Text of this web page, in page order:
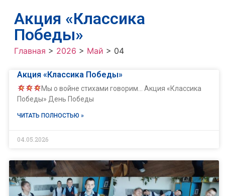
Акция «Классика
Победы»
Главная > 2026 > Май > 04
Акция «Классика Победы»
Мы о войне стихами говорим… Акция «Классика
Победы» День Победы
ЧИТАТЬ ПОЛНОСТЬЮ »
04.05.2026